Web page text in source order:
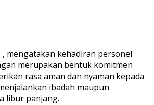
mengatakan kehadiran personel
merupakan bentuk komitmen
rasa aman dan nyaman kepada
ibadah maupun
libur panjang.